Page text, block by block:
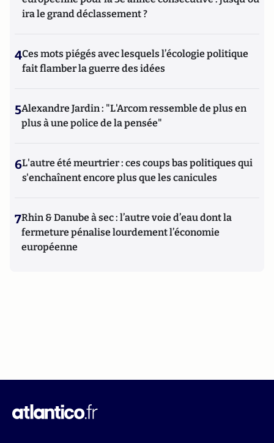
ira le grand déclassement ?
4Ces mots piégés avec lesquels l’écologie politique
fait flamber la guerre des idées
5Alexandre Jardin : "L'Arcom ressemble de plus en
plus à une police de la pensée"
6L'autre été meurtrier : ces coups bas politiques qui
s'enchaînent encore plus que les canicules
7Rhin & Danube à sec : l’autre voie d’eau dont la
fermeture pénalise lourdement l’économie
européenne